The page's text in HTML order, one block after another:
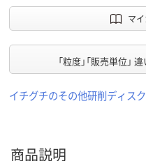
マ
「粒度」「販売単位」
イチグチのその他研削ディス
商品説明